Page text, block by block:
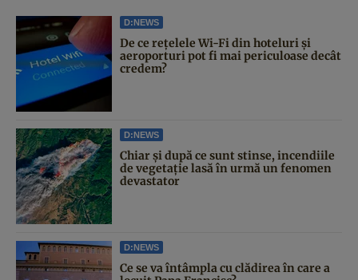
D:NEWS
De ce rețelele Wi-Fi din hoteluri și
aeroporturi pot fi mai periculoase decât
credem?
D:NEWS
Chiar și după ce sunt stinse, incendiile
de vegetație lasă în urmă un fenomen
devastator
D:NEWS
Ce se va întâmpla cu clădirea în care a